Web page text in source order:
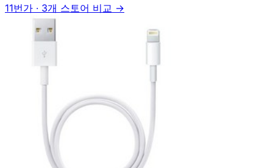
11번가 · 3개 스토어 비교 →